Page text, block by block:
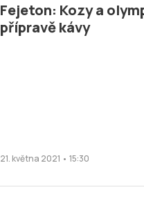
Fejeton: Kozy a
přípravě kávy
21. května 2021 • 15:30